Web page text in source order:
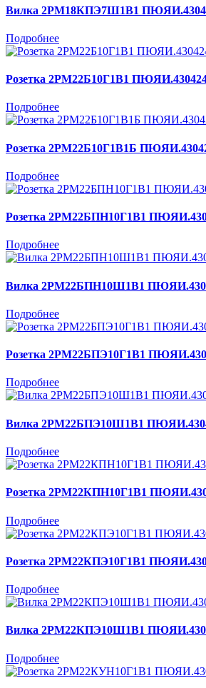
Вилка 2РМ18КПЭ7Ш1В1
Подробнее
Розетка 2РМ22Б10Г1В1
Подробнее
Розетка 2РМ22Б10Г1В1Б
Подробнее
Розетка 2РМ22БПН10Г1В1
Подробнее
Вилка 2РМ22БПН10Ш1В1
Подробнее
Розетка 2РМ22БПЭ10Г1В1
Подробнее
Вилка 2РМ22БПЭ10Ш1В1
Подробнее
Розетка 2РМ22КПН10Г1В1
Подробнее
Розетка 2РМ22КПЭ10Г1В1
Подробнее
Вилка 2РМ22КПЭ10Ш1В1
Подробнее